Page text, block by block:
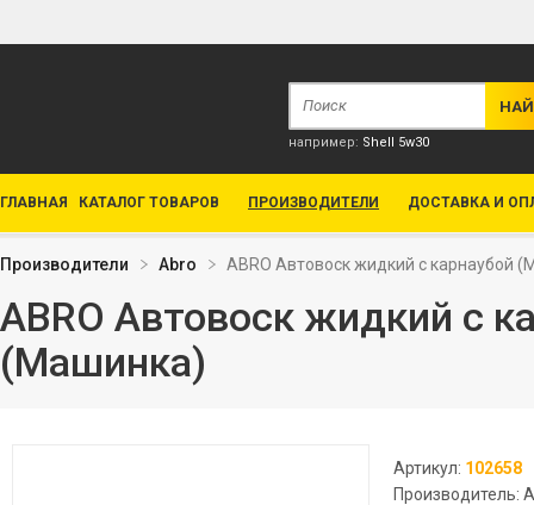
например: Shell 5w30
ГЛАВНАЯ КАТАЛОГ ТОВАРОВ ПРОИЗВОДИТЕЛИ ДОСТАВКА И
Производители Abro ABRO Автовоск жидкий с карнаубой
ABRO Автовоск жидкий с
(Машинка)
Артикул: 102658
Производитель: